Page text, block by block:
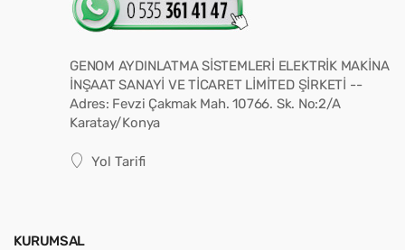
GENOM AYDINLATMA SİSTEMLERİ ELEKTRİK MAKİNA
İNŞAAT SANAYİ VE TİCARET LİMİTED ŞİRKETİ --
Adres: Fevzi Çakmak Mah. 10766. Sk. No:2/A
Karatay/Konya
Yol Tarifi
KURUMSAL